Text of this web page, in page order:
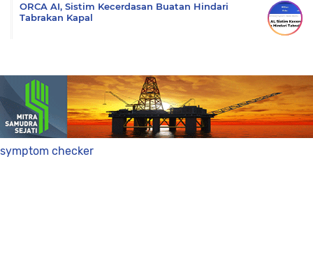
ORCA AI, Sistim Kecerdasan Buatan Hindari
Tabrakan Kapal
symptom checker